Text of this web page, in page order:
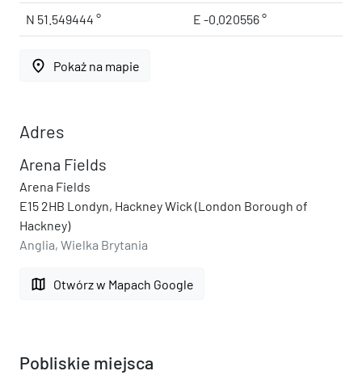
N 51.549444 ° E -0.020556 °
place Pokaż na mapie
Adres
Arena Fields
Arena Fields
E15 2HB Londyn, Hackney Wick (London Borough of
Hackney)
Anglia, Wielka Brytania
map Otwórz w Mapach Google
Pobliskie miejsca